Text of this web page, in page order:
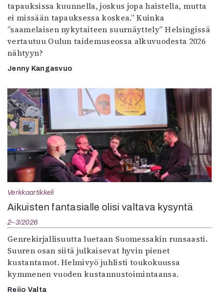
tapauksissa kuunnella, joskus jopa haistella, mutta
ei missään tapauksessa koskea.” Kuinka
”saamelaisen nykytaiteen suurnäyttely” Helsingissä
vertautuu Oulun taidemuseossa alkuvuodesta 2026
nähtyyn?
Jenny Kangasvuo
Verkkoartikkeli
Aikuisten fantasialle olisi valtava kysyntä
2–3/2026
Genrekirjallisuutta luetaan Suomessakin runsaasti.
Suuren osan siitä julkaisevat hyvin pienet
kustantamot. Helmivyö juhlisti toukokuussa
kymmenen vuoden kustannustoimintaansa.
Reijo Valta